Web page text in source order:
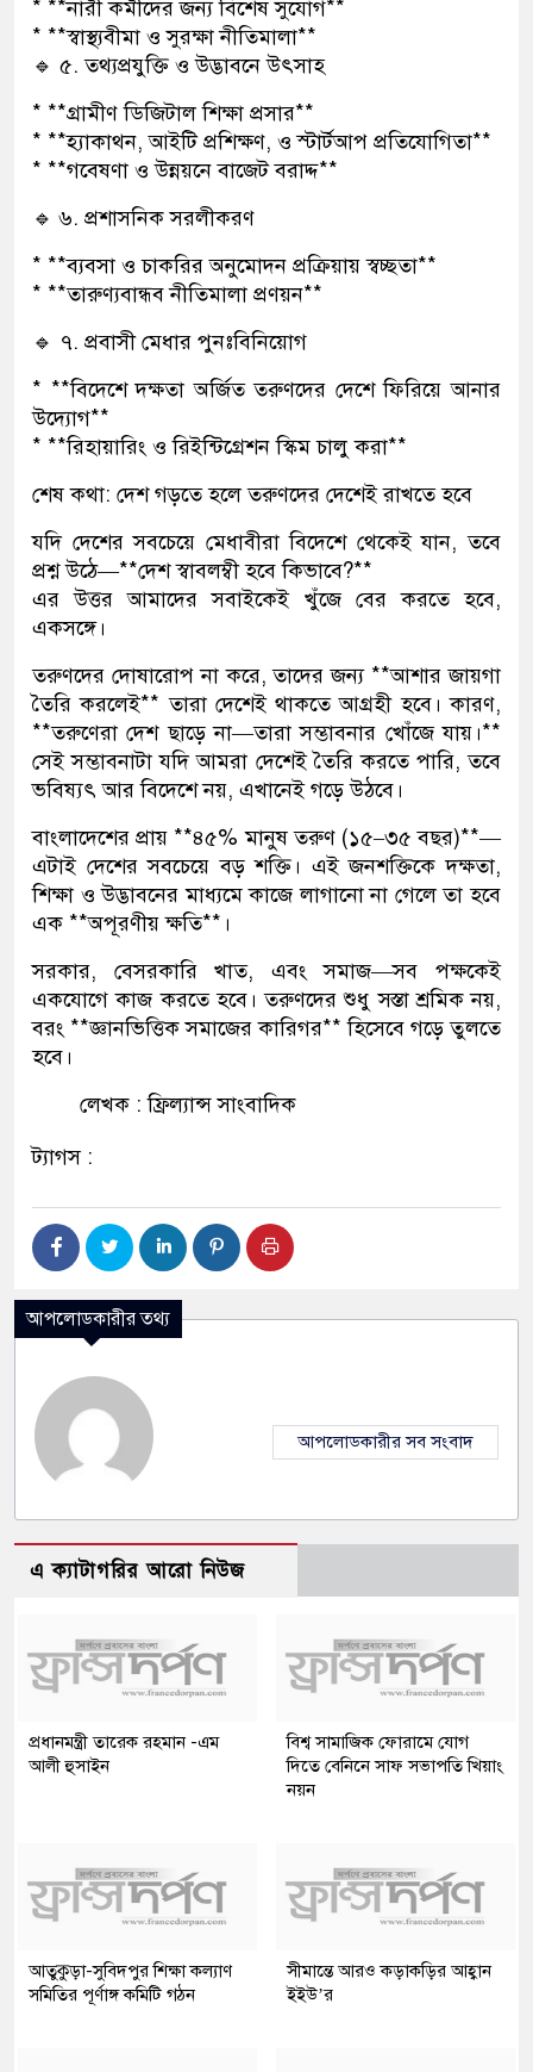
* **নারী কর্মীদের জন্য বিশেষ সুযোগ**
* **স্বাস্থ্যবীমা ও সুরক্ষা নীতিমালা**
🔹 ৫. তথ্যপ্রযুক্তি ও উদ্ভাবনে উৎসাহ
* **গ্রামীণ ডিজিটাল শিক্ষা প্রসার**
* **হ্যাকাথন, আইটি প্রশিক্ষণ, ও স্টার্টআপ প্রতিযোগিতা**
* **গবেষণা ও উন্নয়নে বাজেট বরাদ্দ**
🔹 ৬. প্রশাসনিক সরলীকরণ
* **ব্যবসা ও চাকরির অনুমোদন প্রক্রিয়ায় স্বচ্ছতা**
* **তারুণ্যবান্ধব নীতিমালা প্রণয়ন**
🔹 ৭. প্রবাসী মেধার পুনঃবিনিয়োগ
* **বিদেশে দক্ষতা অর্জিত তরুণদের দেশে ফিরিয়ে আনার
উদ্যোগ**
* **রিহায়ারিং ও রিইন্টিগ্রেশন স্কিম চালু করা**
শেষ কথা: দেশ গড়তে হলে তরুণদের দেশেই রাখতে হবে
যদি দেশের সবচেয়ে মেধাবীরা বিদেশে থেকেই যান, তবে
প্রশ্ন উঠে—**দেশ স্বাবলম্বী হবে কিভাবে?**
এর উত্তর আমাদের সবাইকেই খুঁজে বের করতে হবে,
একসঙ্গে।
তরুণদের দোষারোপ না করে, তাদের জন্য **আশার জায়গা
তৈরি করলেই** তারা দেশেই থাকতে আগ্রহী হবে। কারণ,
**তরুণেরা দেশ ছাড়ে না—তারা সম্ভাবনার খোঁজে যায়।**
সেই সম্ভাবনাটা যদি আমরা দেশেই তৈরি করতে পারি, তবে
ভবিষ্যৎ আর বিদেশে নয়, এখানেই গড়ে উঠবে।
বাংলাদেশের প্রায় **৪৫% মানুষ তরুণ (১৫–৩৫ বছর)**—
এটাই দেশের সবচেয়ে বড় শক্তি। এই জনশক্তিকে দক্ষতা,
শিক্ষা ও উদ্ভাবনের মাধ্যমে কাজে লাগানো না গেলে তা হবে
এক **অপূরণীয় ক্ষতি**।
সরকার, বেসরকারি খাত, এবং সমাজ—সব পক্ষকেই
একযোগে কাজ করতে হবে। তরুণদের শুধু সস্তা শ্রমিক নয়,
বরং **জ্ঞানভিত্তিক সমাজের কারিগর** হিসেবে গড়ে তুলতে
হবে।
লেখক : ফ্রিল্যান্স সাংবাদিক
ট্যাগস :
আপলোডকারীর তথ্য
আপলোডকারীর সব সংবাদ
এ ক্যাটাগরির আরো নিউজ
প্রধানমন্ত্রী তারেক রহমান -এম
আলী হুসাইন
বিশ্ব সামাজিক ফোরামে যোগ
দিতে বেনিনে সাফ সভাপতি খিয়াং
নয়ন
আতুকুড়া-সুবিদপুর শিক্ষা কল্যাণ
সমিতির পূর্ণাঙ্গ কমিটি গঠন
সীমান্তে আরও কড়াকড়ির আহ্বান
ইইউ’র